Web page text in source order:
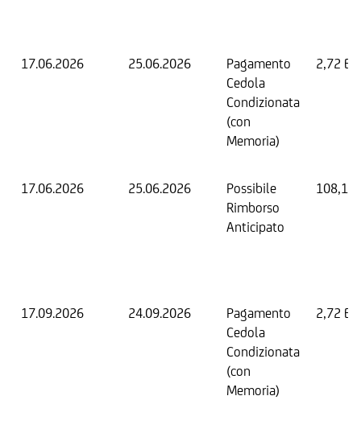
17.06.2026 25.06.2026
Pagamento
Cedola
Condizionata
(con
Memoria)
2,72
17.06.2026 25.06.2026
Possibile
Rimborso
Anticipato
108,16
17.09.2026 24.09.2026
Pagamento
Cedola
Condizionata
(con
Memoria)
2,72